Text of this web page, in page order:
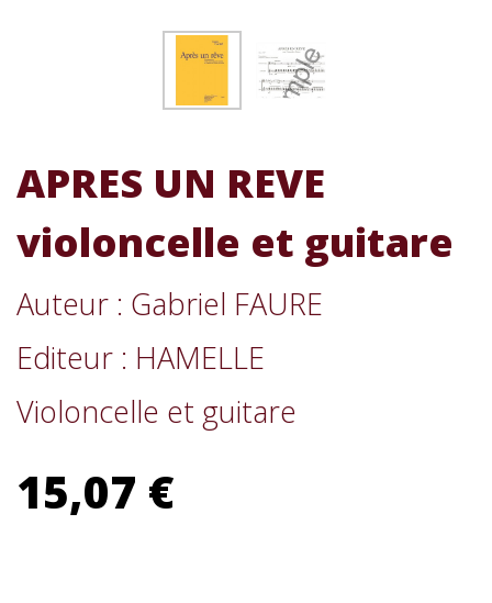
APRES UN REVE
violoncelle et guitare
Auteur : Gabriel FAURE
Editeur : HAMELLE
Violoncelle et guitare
15,07 €